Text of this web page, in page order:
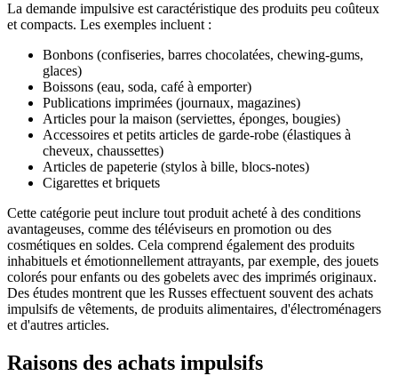
La demande impulsive est caractéristique des produits peu coûteux
et compacts. Les exemples incluent :
Bonbons (confiseries, barres chocolatées, chewing-gums,
glaces)
Boissons (eau, soda, café à emporter)
Publications imprimées (journaux, magazines)
Articles pour la maison (serviettes, éponges, bougies)
Accessoires et petits articles de garde-robe (élastiques à
cheveux, chaussettes)
Articles de papeterie (stylos à bille, blocs-notes)
Cigarettes et briquets
Cette catégorie peut inclure tout produit acheté à des conditions
avantageuses, comme des téléviseurs en promotion ou des
cosmétiques en soldes. Cela comprend également des produits
inhabituels et émotionnellement attrayants, par exemple, des jouets
colorés pour enfants ou des gobelets avec des imprimés originaux.
Des études montrent que les Russes effectuent souvent des achats
impulsifs de vêtements, de produits alimentaires, d'électroménagers
et d'autres articles.
Raisons des achats impulsifs